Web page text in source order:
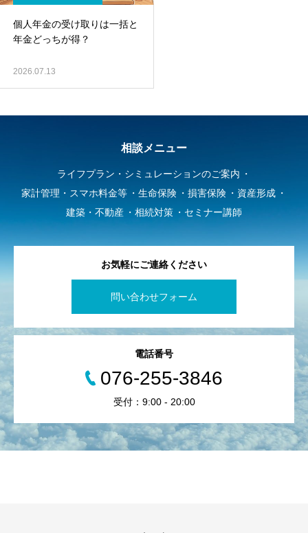
個人年金の受け取りは一括と
年金どっちが得？
2026.07.13
相談メニュー
ライフプラン・シミュレーションのご案内
家計管理・スマホ料金等
生命保険 損害保険
資産形成
建築・不動産
相続対策 セミナー講師
お気軽にご連絡ください
問い合わせフォーム
電話番号
076-255-3846
受付：9:00 - 20:00